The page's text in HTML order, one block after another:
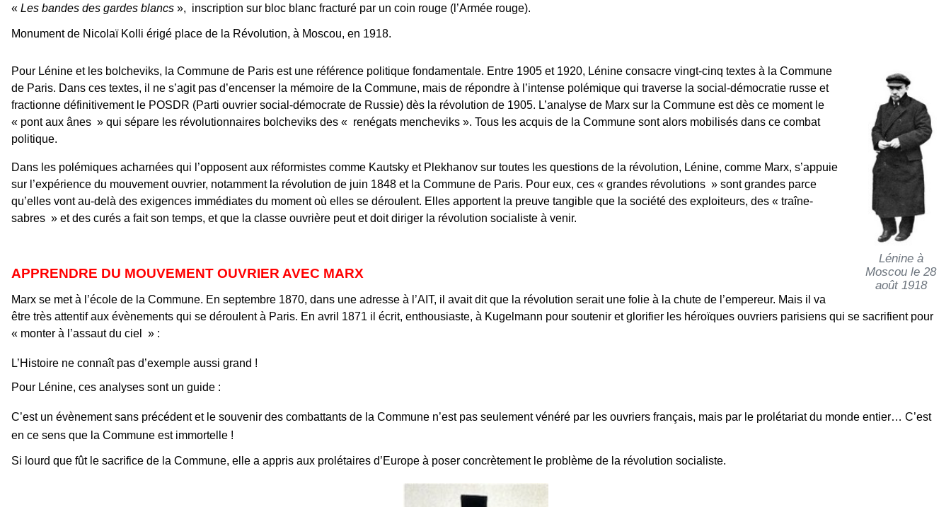
« Les bandes des gardes blancs », inscription sur bloc blanc fracturé par un coin rouge (l’Armée rouge).
Monument de Nicolaï Kolli érigé place de la Révolution, à Moscou, en 1918.
Lénine à
Moscou le 28
août 1918
Pour Lénine et les bolcheviks, la Commune de Paris est une référence politique fondamentale. Entre 1905 et 1920, Lénine consacre vingt-cinq textes à la Commune
de Paris. Dans ces textes, il ne s’agit pas d’encenser la mémoire de la Commune, mais de répondre à l’intense polémique qui traverse la social-démocratie russe et
fractionne définitivement le POSDR (Parti ouvrier social-démocrate de Russie) dès la révolution de 1905. L’analyse de Marx sur la Commune est dès ce moment le
« pont aux ânes » qui sépare les révolutionnaires bolcheviks des « renégats mencheviks ». Tous les acquis de la Commune sont alors mobilisés dans ce combat
politique.
Dans les polémiques acharnées qui l’opposent aux réformistes comme Kautsky et Plekhanov sur toutes les questions de la révolution, Lénine, comme Marx, s’appuie
sur l’expérience du mouvement ouvrier, notamment la révolution de juin 1848 et la Commune de Paris. Pour eux, ces « grandes révolutions » sont grandes parce
qu’elles vont au-delà des exigences immédiates du moment où elles se déroulent. Elles apportent la preuve tangible que la société des exploiteurs, des « traîne-
sabres » et des curés a fait son temps, et que la classe ouvrière peut et doit diriger la révolution socialiste à venir.
APPRENDRE DU MOUVEMENT OUVRIER AVEC MARX
Marx se met à l’école de la Commune. En septembre 1870, dans une adresse à l’AIT, il avait dit que la révolution serait une folie à la chute de l’empereur. Mais il va
être très attentif aux évènements qui se déroulent à Paris. En avril 1871 il écrit, enthousiaste, à Kugelmann pour soutenir et glorifier les héroïques ouvriers parisiens qui se sacrifient pour
« monter à l’assaut du ciel » :
L’Histoire ne connaît pas d’exemple aussi grand !
Pour Lénine, ces analyses sont un guide :
C’est un évènement sans précédent et le souvenir des combattants de la Commune n’est pas seulement vénéré par les ouvriers français, mais par le prolétariat du monde entier… C’est
en ce sens que la Commune est immortelle !
Si lourd que fût le sacrifice de la Commune, elle a appris aux prolétaires d’Europe à poser concrètement le problème de la révolution socialiste.